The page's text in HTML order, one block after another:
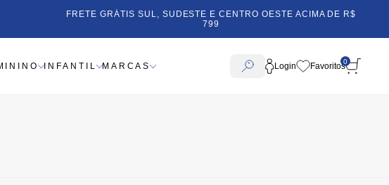
FRETE GRÁTIS SUL, SUDESTE E CENTRO OESTE ACIMA DE R$
799
INFANTIL MARCAS Login 0